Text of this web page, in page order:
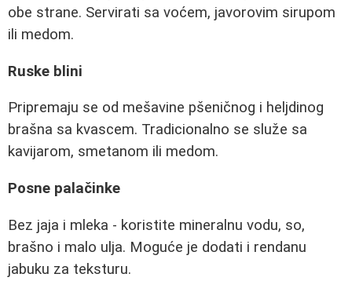
obe strane. Servirati sa voćem, javorovim sirupom
ili medom.
Ruske blini
Pripremaju se od mešavine pšeničnog i heljdinog
brašna sa kvascem. Tradicionalno se služe sa
kavijarom, smetanom ili medom.
Posne palačinke
Bez jaja i mleka - koristite mineralnu vodu, so,
brašno i malo ulja. Moguće je dodati i rendanu
jabuku za teksturu.